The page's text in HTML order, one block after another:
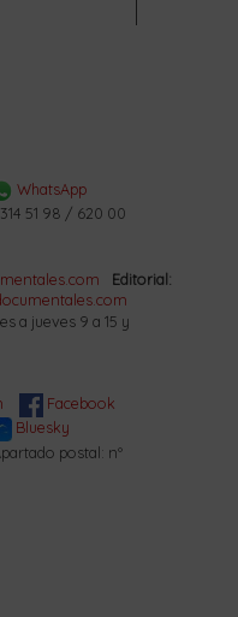
WhatsApp
314 51 98 / 620 00
Editorial:
a jueves 9 a 15 y
Facebook
Bluesky
postal: nº